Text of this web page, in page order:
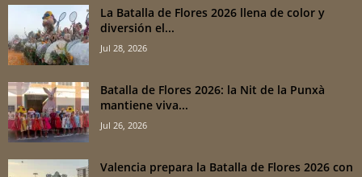
La Batalla de Flores 2026 llena de color y
diversión el...
Jul 28, 2026
Batalla de Flores 2026: la Nit de la Punxà
mantiene viva...
Jul 26, 2026
Valencia prepara la Batalla de Flores 2026 con